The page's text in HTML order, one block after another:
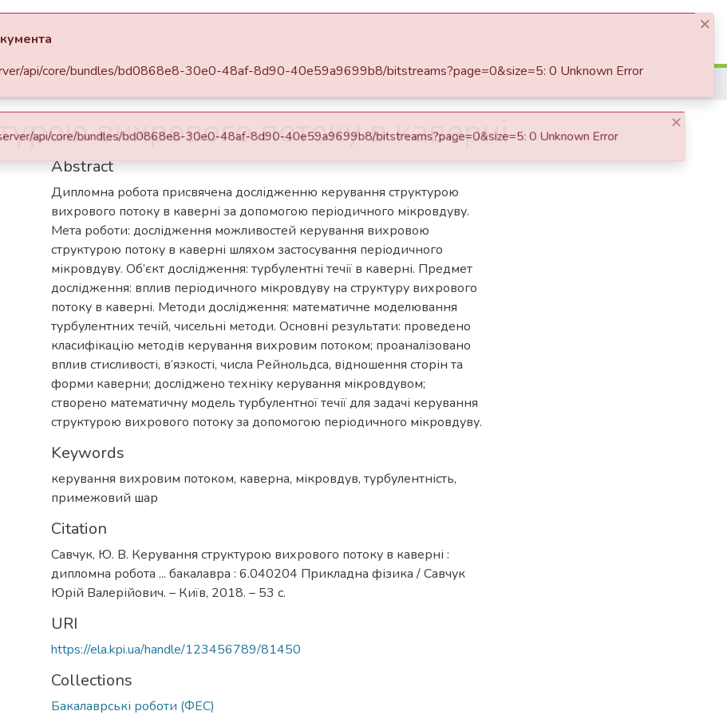
All of DSpace
вихрового потоку в каверні
Abstract
Дипломна робота присвячена дослідженню керування структурою
вихрового потоку в каверні за допомогою періодичного мікровдуву.
Мета роботи: дослідження можливостей керування вихровою
структурою потоку в каверні шляхом застосування періодичного
мікровдуву. Об’єкт дослідження: турбулентні течії в каверні. Предмет
дослідження: вплив періодичного мікровдуву на структуру вихрового
потоку в каверні. Методи дослідження: математичне моделювання
турбулентних течій, чисельні методи. Основні результати: проведено
класифікацію методів керування вихровим потоком; проаналізовано
вплив стисливості, в’язкості, числа Рейнольдса, відношення сторін та
форми каверни; досліджено техніку керування мікровдувом;
створено математичну модель турбулентної течії для задачі керування
структурою вихрового потоку за допомогою періодичного мікровдуву.
Keywords
керування вихровим потоком, каверна, мікровдув, турбулентність,
примежовий шар
Citation
Савчук, Ю. В. Керування структурою вихрового потоку в каверні :
дипломна робота ... бакалавра : 6.040204 Прикладна фізика / Савчук
Юрій Валерійович. – Київ, 2018. – 53 с.
URI
https://ela.kpi.ua/handle/123456789/81450
Collections
Бакалаврські роботи (ФЕС)
документа
server/api/core/bundles/bd0868e8-30e0-48af-8d90-40e59a9699b8/bitstreams?page=0&size=5: 0 Unknown Error
×
0 Http failure response for https://ela.kpi.ua/server/api/core/bundles/bd0868e8-30e0-48af-8d90-40e59a9699b8/bitstreams?page=0&size=5: 0 Unknown Error